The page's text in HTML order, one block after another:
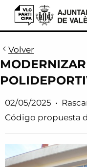
Volver
02/05/2025 •
Código propuesta